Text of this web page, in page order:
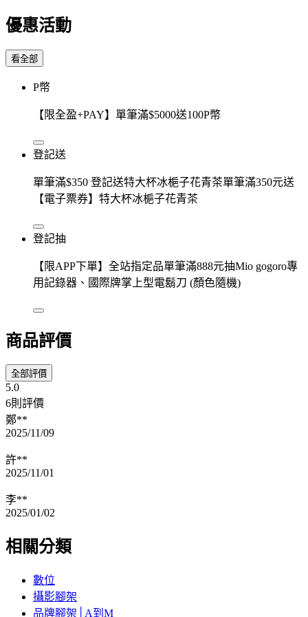
優惠活動
看全部
P幣
【限全盈+PAY】單筆滿$5000送100P幣
登記送
單筆滿$350 登記送特大杯冰梔子花青茶單筆滿350元送
【電子票券】特大杯冰梔子花青茶
登記抽
【限APP下單】全站指定品單筆滿888元抽Mio gogoro專
用記錄器、國際牌掌上型電鬍刀 (顏色隨機)
商品評價
全部評價
5.0
6則評價
鄭**
2025/11/09
許**
2025/11/01
李**
2025/01/02
相關分類
數位
攝影腳架
品牌腳架│A到M